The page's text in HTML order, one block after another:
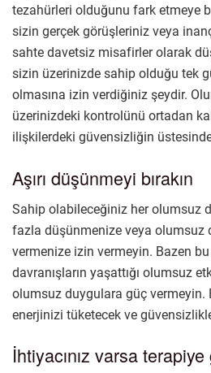
tezahürleri olduğunu fark etmeye
sizin gerçek görüşleriniz veya
sahte davetsiz misafirler olarak
sizin üzerinizde sahip olduğu tek
olmasına izin verdiğiniz şeydir.
üzerinizdeki kontrolünü ortadan
ilişkilerdeki güvensizliğin
Aşırı düşünmeyi bırakın
Sahip olabileceğiniz her olumsuz
fazla düşünmenize veya olumsuz
vermenize izin vermeyin. Bazen
davranışların yaşattığı olumsuz
olumsuz duygulara güç vermeyin.
enerjinizi tüketecek ve
İhtiyacınız varsa